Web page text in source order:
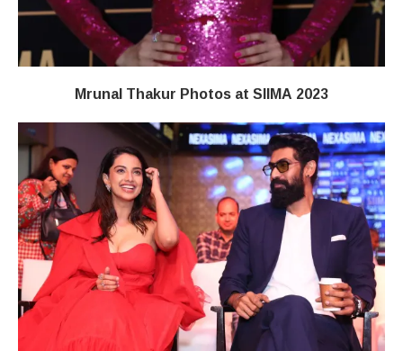
Mrunal Thakur Photos at SIIMA 2023